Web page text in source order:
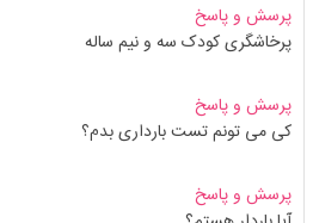
پرسش و پاسخ
پرخاشگری کودک سه و نیم ساله
پرسش و پاسخ
کی می تونم تست بارداری بدم؟
پرسش و پاسخ